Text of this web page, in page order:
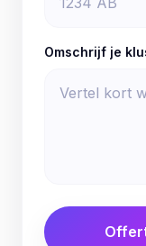
Omschrijf je